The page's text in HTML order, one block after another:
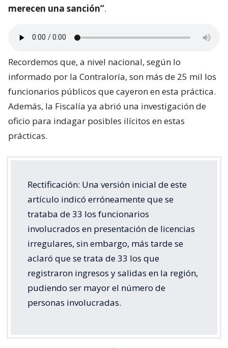
merecen una sanción”.
Recordemos que, a nivel nacional, según lo
informado por la Contraloría, son más de 25 mil los
funcionarios públicos que cayeron en esta práctica.
Además, la Fiscalía ya abrió una investigación de
oficio para indagar posibles ilícitos en estas
prácticas.
Rectificación: Una versión inicial de este
artículo indicó erróneamente que se
trataba de 33 los funcionarios
involucrados en presentación de licencias
irregulares, sin embargo, más tarde se
aclaró que se trata de 33 los que
registraron ingresos y salidas en la región,
pudiendo ser mayor el número de
personas involucradas.